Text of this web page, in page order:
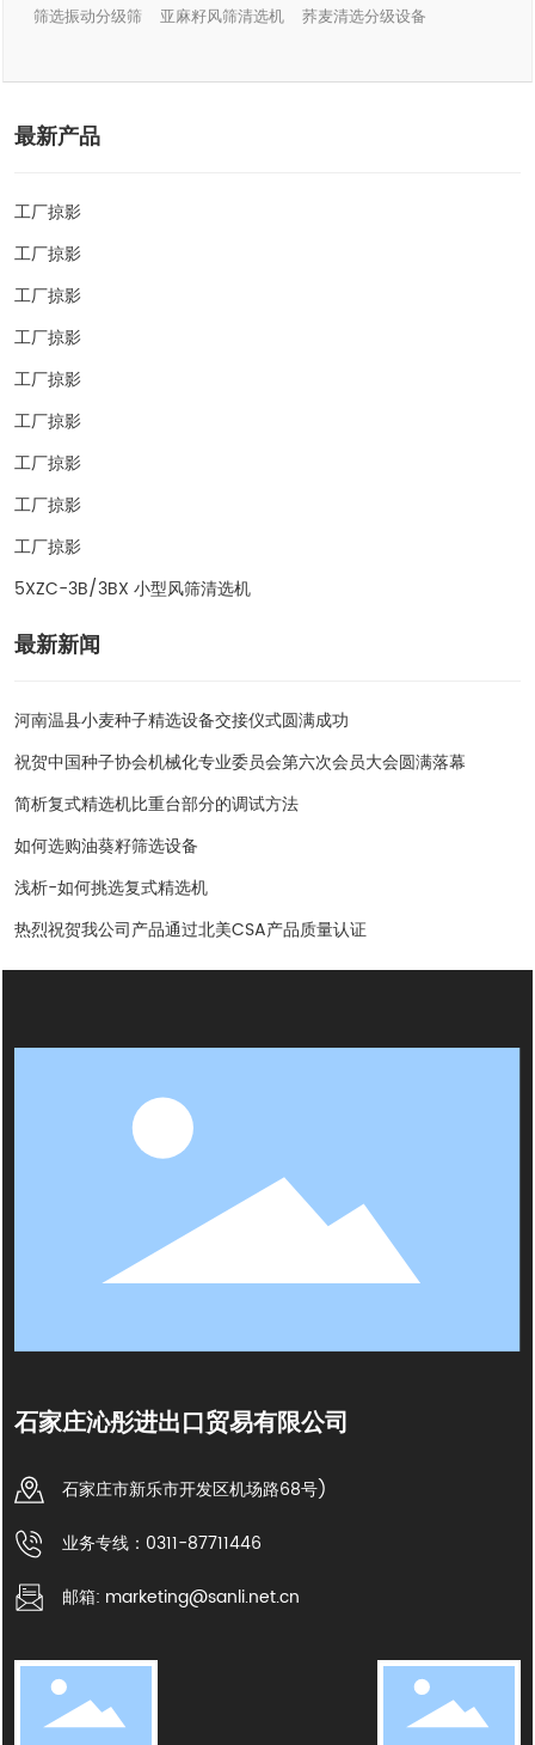
筛选振动分级筛
亚麻籽风筛清选机 荞麦清选分级设备
最新产品
工厂掠影
工厂掠影
工厂掠影
工厂掠影
工厂掠影
工厂掠影
工厂掠影
工厂掠影
工厂掠影
5XZC-3B/3BX 小型风筛清选机
最新新闻
河南温县小麦种子精选设备交接仪式圆满成功
祝贺中国种子协会机械化专业委员会第六次会员大会圆满落幕
简析复式精选机比重台部分的调试方法
如何选购油葵籽筛选设备
浅析-如何挑选复式精选机
热烈祝贺我公司产品通过北美CSA产品质量认证
石家庄沁彤进出口贸易有限公司
石家庄市新乐市开发区机场路68号)
业务专线：0311-87711446
邮箱: marketing@sanli.net.cn